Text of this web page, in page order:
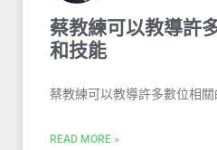
蔡教練可以教導許
和技能
蔡教練可以教導許多數位相關
READ MORE »